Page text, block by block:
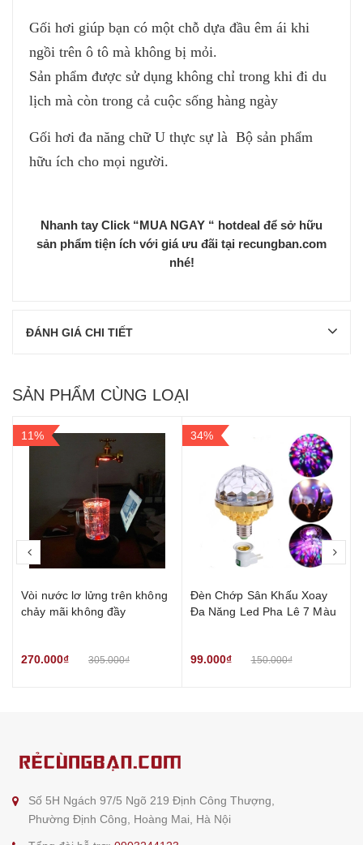
Gối hơi giúp bạn có một chỗ dựa đầu êm ái khi
ngồi trên ô tô mà không bị mỏi.
Sản phẩm được sử dụng không chỉ trong khi đi du
lịch mà còn trong cả cuộc sống hàng ngày
Gối hơi đa năng chữ U thực sự là Bộ sản phẩm
hữu ích cho mọi người.
Nhanh tay Click “MUA NGAY “ hotdeal để sở hữu
sản phẩm tiện ích với giá ưu đãi tại recungban.com
nhé!
ĐÁNH GIÁ CHI TIẾT
SẢN PHẨM CÙNG LOẠI
11%
Vòi nước lơ lửng trên không
chảy mãi không đầy
270.000₫ 305.000₫
34%
Đèn Chớp Sân Khấu Xoay
Đa Năng Led Pha Lê 7 Màu
99.000₫ 150.000₫
Số 5H Ngách 97/5 Ngõ 219 Định Công Thượng,
Phường Định Công, Hoàng Mai, Hà Nội